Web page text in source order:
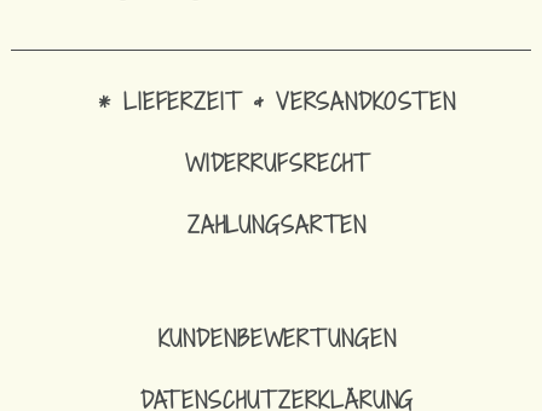
* LIEFERZEIT & VERSANDKOSTEN
WIDERRUFSRECHT
ZAHLUNGSARTEN
KUNDENBEWERTUNGEN
DATENSCHUTZERKLÄRUNG